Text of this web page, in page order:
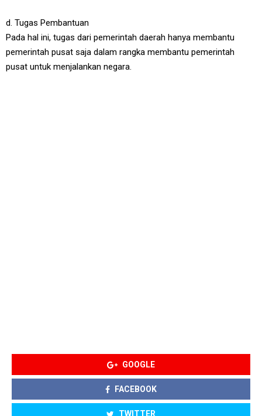
d. Tugas Pembantuan
Pada hal ini, tugas dari pemerintah daerah hanya membantu
pemerintah pusat saja dalam rangka membantu pemerintah
pusat untuk menjalankan negara.
GOOGLE
FACEBOOK
TWITTER